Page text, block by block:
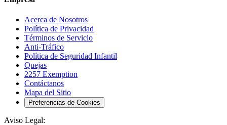
Acerca de Nosotros
Política de Privacidad
Términos de Servicio
Anti-Tráfico
Política de Seguridad Infantil
Quejas
2257 Exemption
Contáctanos
Mapa del Sitio
Preferencias de Cookies
Aviso Legal: